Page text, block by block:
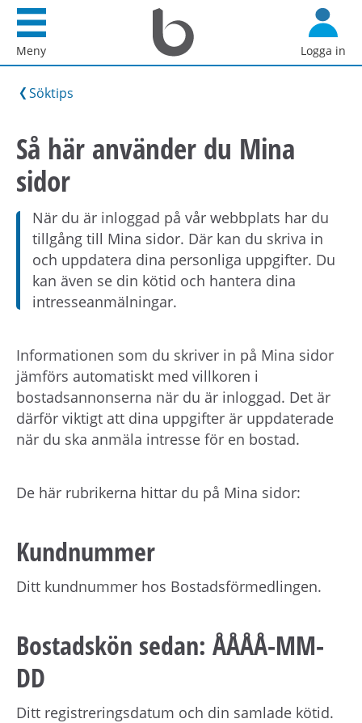
d
k
i
l
i
h
å
l
l
e
Meny
Startsida
Bostadsförmedlingen
i
Logga in
Söktips
Så här använder du Mina
sidor
När du är inloggad på vår webbplats har du
tillgång till Mina sidor. Där kan du skriva in
och uppdatera dina personliga uppgifter. Du
kan även se din kötid och hantera dina
intresseanmälningar.
Informationen som du skriver in på Mina sidor
jämförs automatiskt med villkoren i
bostadsannonserna när du är inloggad. Det är
därför viktigt att dina uppgifter är uppdaterade
när du ska anmäla intresse för en bostad.
De här rubrikerna hittar du på Mina sidor:
Kundnummer
Ditt kundnummer hos Bostadsförmedlingen.
Bostadskön sedan: ÅÅÅÅ-MM-
DD
Ditt registreringsdatum och din samlade kötid.